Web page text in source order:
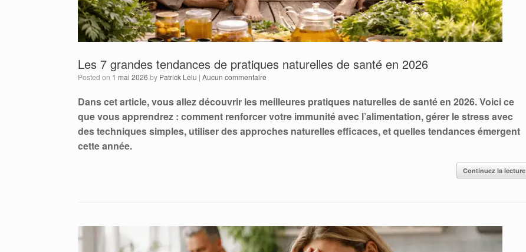
Les 7 grandes tendances de pratiques naturelles de santé en 2026
Posted on 1 mai 2026 by Patrick Lelu | Aucun commentaire
Dans cet article, vous allez découvrir les meilleures pratiques naturelles de santé en 2026. Voici ce
que vous apprendrez : comment renforcer votre immunité avec l’alimentation, gérer le stress avec
des techniques simples, utiliser des approches naturelles efficaces, et quelles tendances émergent
cette année.
Continuez la lecture